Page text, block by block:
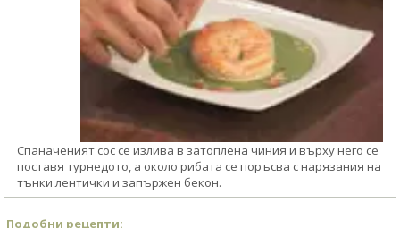
Спаначеният сос се излива в затоплена чиния и върху него се
поставя турнедото, а около рибата се поръсва с нарязания на
тънки лентички и запържен бекон.
Подобни рецепти: